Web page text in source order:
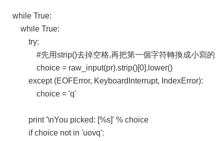
while True:
while True:
try:
#先用strip()去掉空格,再把第一個字符轉換成小寫的
choice = raw_input(pr).strip()[0].lower()
except (EOFError, KeyboardInterrupt, IndexError):
choice = 'q'
print '\nYou picked: [%s]' % choice
if choice not in 'uovq':